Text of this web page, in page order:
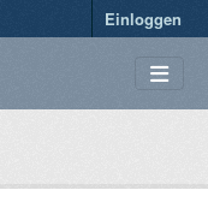
Einloggen